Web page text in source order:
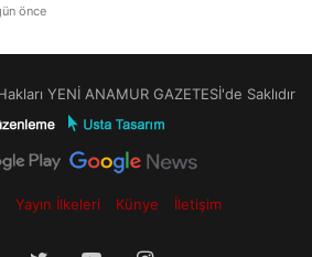
önce
YENİ ANAMUR GAZETESİ'de Saklıdır
Yayın İlkeleri Künye İletişim